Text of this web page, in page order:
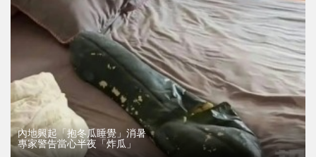
內地興起「抱冬瓜睡覺」消暑
專家警告當心半夜「炸瓜」